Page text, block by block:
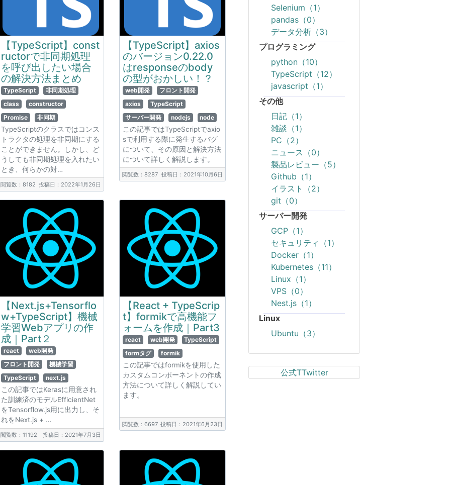
【TypeScript】const
ructorで非同期処理
を呼び出したい場合
の解決方法まとめ
TypeScript
非同期処理
class
constructor
Promise
非同期
TypeScriptのクラスではコンス
トラクタの処理を非同期にする
ことができません。しかし、ど
うしても非同期処理を入れたい
とき、何らかの対…
閲覧数：8182 投稿日：2022年1月26日
【TypeScript】axios
のバージョン0.22.0
はresponseのbody
の型がおかしい！？
web開発
フロント開発
axios
TypeScript
サーバー開発
nodejs node
この記事ではTypeScriptでaxio
sで利用する際に発生するバグ
について、その原因と解決方法
について詳しく解説します。
閲覧数：8287 投稿日：2021年10月6日
【Next.js+Tensorflo
w+TypeScript】機械
学習Webアプリの作
成｜Part２
react
web開発
フロント開発
機械学習
TypeScript
next.js
この記事ではKerasに用意され
た訓練済のモデルEfficientNet
をTensorflow.js用に出力し、そ
れをNext.js + …
閲覧数：11192 投稿日：2021年7月3日
【React + TypeScrip
t】formikで高機能フ
ォームを作成｜Part3
react web開発
TypeScript
formタグ
formik
この記事ではformikを使用した
カスタムコンポーネントの作成
方法について詳しく解説してい
ます。
閲覧数：6697 投稿日：2021年6月23日
Selenium（1）
pandas（0）
データ分析（3）
プログラミング
python（10）
TypeScript（12）
javascript（1）
その他
日記（1）
雑談（1）
PC（2）
ニュース（0）
製品レビュー（5）
Github（1）
イラスト（2）
git（0）
サーバー開発
GCP（1）
セキュリティ（1）
Docker（1）
Kubernetes（11）
Linux（1）
VPS（0）
Nest.js（1）
Linux
Ubuntu（3）
公式TTwitter